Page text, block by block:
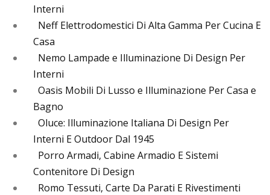
Interni
Neff Elettrodomestici Di Alta Gamma Per Cucina E
Casa
Nemo Lampade e Illuminazione Di Design Per
Interni
Oasis Mobili Di Lusso e Illuminazione Per Casa e
Bagno
Oluce: Illuminazione Italiana Di Design Per
Interni E Outdoor Dal 1945
Porro Armadi, Cabine Armadio E Sistemi
Contenitore Di Design
Romo Tessuti, Carte Da Parati E Rivestimenti